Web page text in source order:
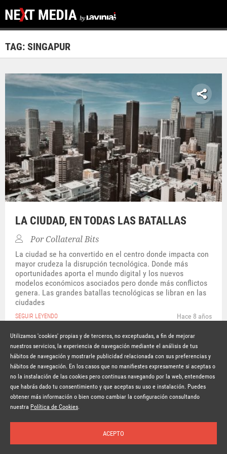
Inicio Temas Autores Nosotros Buscar Suscríbete
TAG: SINGAPUR
LA CIUDAD, EN TODAS LAS BATALLAS
Por Collateral Bits
La ciudad se ha convertido en el centro donde impacta con
mayor crudeza la disrupción tecnológica. Donde más
oportunidades aporta el mundo digital y los nuevos
modelos económicos asociados pero donde más conflictos
genera. Las grandes batallas tecnológicas se libran en las
ciudades
SEGUIR LEYENDO Hace 8 años
Suscríbete a la newsletter
© Copyright Lavinia 2026 –www.lavinia.tc
Nota Legal
Contacto Política de privacidad
Condiciones de uso
Utilizamos 'cookies' propias y de terceros, no exceptuadas, a fin de mejorar
nuestros servicios, la experiencia de navegación mediante el análisis de tus
hábitos de navegación y mostrarle publicidad relacionada con sus preferencias y
hábitos de navegación. En los casos que no manifiestes expresamente si aceptas o
no la instalación de las cookies pero continuas navegando por la web, entendemos
que habrás dado tu consentimiento y que aceptas su uso e instalación. Puedes
obtener más información o bien como cambiar la configuración consultando
nuestra Política de Cookies.
ACEPTO